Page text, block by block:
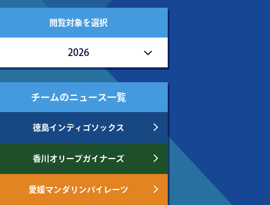
閲覧対象を選択
2026
チームのニュース一覧
徳島インディゴソックス
香川オリーブガイナーズ
愛媛マンダリンパイレーツ